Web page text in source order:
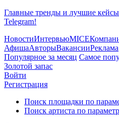
Главные тренды и лучшие
Telegram!
НовостиИнтервьюMICE
АфишаАвторыВакансииРеклама
Популярное за месяц Самое
Золотой запас
Войти
Регистрация
Поиск площадки по
Поиск артиста по